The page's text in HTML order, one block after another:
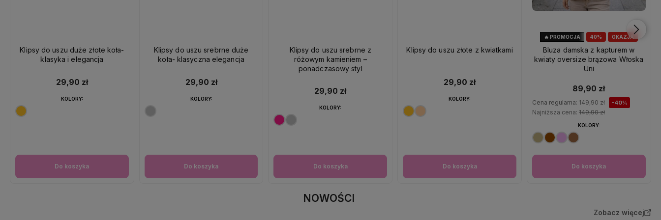
Klipsy do uszu duże złote koła-
klasyka i elegancja
29,90 zł
Do koszyka
KOLORY:
Klipsy do uszu srebrne duże
koła- klasyczna elegancja
29,90 zł
Do koszyka
KOLORY:
Klipsy do uszu srebrne z
różowym kamieniem –
ponadczasowy styl
29,90 zł
Do koszyka
KOLORY:
Klipsy do uszu złote z kwiatkami
29,90 zł
Do koszyka
KOLORY:
40% OKAZJA
🔥 PROMOCJA
Bluza damska z kapturem w
kwiaty oversize brązowa Włoska
Uni
89,90 zł
Cena regularna: 149,90 zł -40%
Najniższa cena: 149,90 zł
Do koszyka
KOLORY:
NOWOŚCI
Zobacz więcej